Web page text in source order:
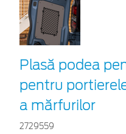
Plasă podea
pentru
a mărfurilor
2729559